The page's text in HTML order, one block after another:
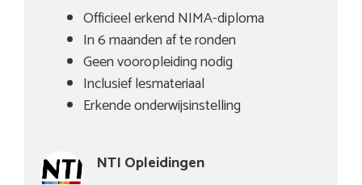
Officieel erkend NIMA-diploma
In 6 maanden af te ronden
Geen vooropleiding nodig
Inclusief lesmateriaal
Erkende onderwijsinstelling
NTI Opleidingen